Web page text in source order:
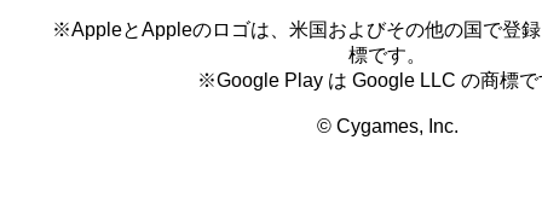
※AppleとAppleのロゴは、米国およびその他の国で登
標です。
※Google Play は Google LLC の商標で
© Cygames, Inc.